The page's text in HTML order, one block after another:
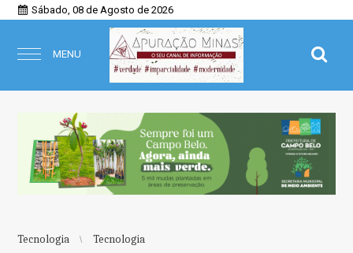
Sábado, 08 de Agosto de 2026
MENU
Tecnologia Tecnologia